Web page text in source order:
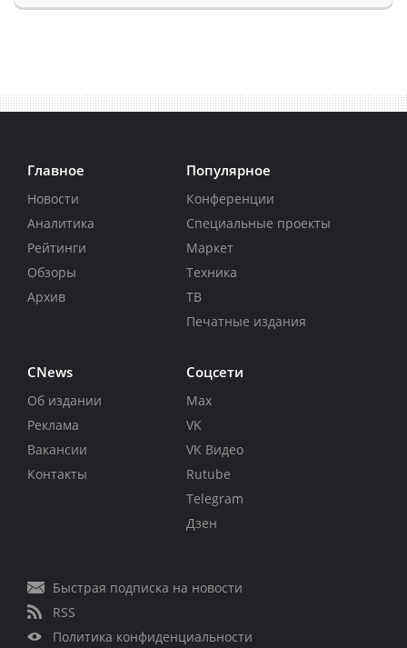
Главное
Новости
Аналитика
Рейтинги
Обзоры
Архив
Популярное
Конференции
Специальные проекты
Маркет
Техника
ТВ
Печатные издания
CNews
Об издании
Реклама
Вакансии
Контакты
Соцсети
Max
VK
VK Видео
Rutube
Telegram
Дзен
Быстрая подписка на новости
RSS
Политика конфиденциальности